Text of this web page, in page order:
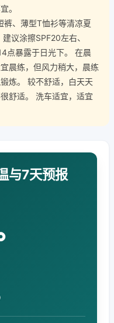
。
、薄型T恤衫等清凉夏
议涂擦SPF20左右、
点暴露于日光下。 在晨
晨练，但风力稍大，晨练
炼。 较不舒适，白天天
舒适。 洗车适宜，适宜
与7天预报